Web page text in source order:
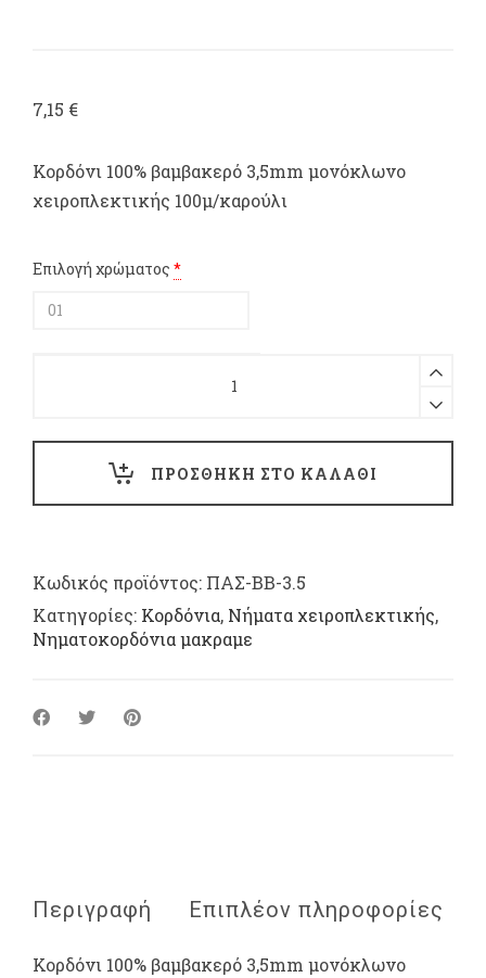
7,15 €
Κορδόνι 100% βαμβακερό 3,5mm μονόκλωνο
χειροπλεκτικής 100μ/καρούλι
Επιλογή χρώματος *
3,5mm
μονόκλωνο
χειροπλεκτικής
100μ/
ΠΡΟΣΘΗΚΗ ΣΤΟ ΚΑΛΑΘΙ
Κωδικός προϊόντος: ΠΑΣ-ΒΒ-3.5
Κατηγορίες: Κορδόνια, Νήματα χειροπλεκτικής,
Νηματοκορδόνια μακραμε
Περιγραφή Επιπλέον πληροφορίες
Κορδόνι 100% βαμβακερό 3,5mm μονόκλωνο